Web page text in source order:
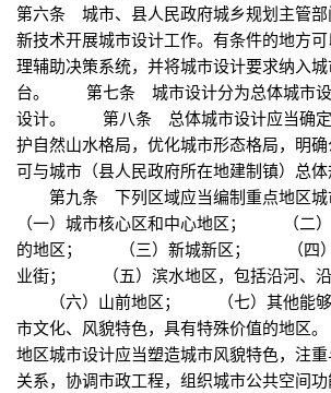
第六条 城市、县人民政府城乡规划主管部
新技术开展城市设计工作。有条件的地方
理辅助决策系统，并将城市设计要求纳入
台。 第七条 城市设计分为总体城市设
设计。 第八条 总体城市设计应当确定
护自然山水格局，优化城市形态格局，明
可与城市（县人民政府所在地建制镇）总体
第九条 下列区域应当编制重点地区
（一）城市核心区和中心地区； （二
的地区； （三）新城新区； （四）
业街； （五）滨水地区，包括沿河、沿
（六）山前地区； （七）其他能够
市文化、风貌特色，具有特殊价值的
地区城市设计应当塑造城市风貌特色，注
关系，协调市政工程，组织城市公共空间